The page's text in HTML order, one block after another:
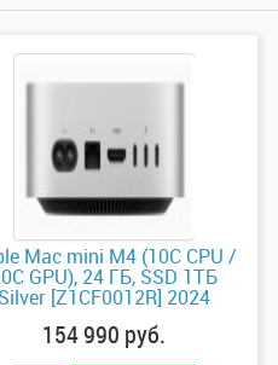
Mac mini M4 (10C CPU /
GPU), 24 ГБ, SSD 1ТБ
[Z1CF0012R] 2024
154 990 руб.